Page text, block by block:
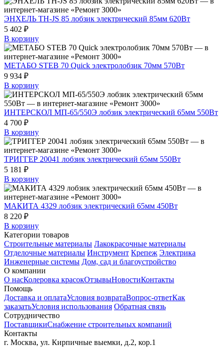
ЭНХЕЛЬ TH-JS 85 лобзик электрический 85мм 620Вт
5 402 ₽
В корзину
МЕТАБО STEB 70 Quick электролобзик 70мм 570Вт
9 934 ₽
В корзину
ИНТЕРСКОЛ МП-65/550Э лобзик электрический 65мм 550Вт
4 700 ₽
В корзину
ТРИГГЕР 20041 лобзик электрический 65мм 550Вт
5 181 ₽
В корзину
МАКИТА 4329 лобзик электрический 65мм 450Вт
8 220 ₽
В корзину
Категории товаров
Строительные материалы Лакокрасочные материалы
Отделочные материалы Инструмент Крепеж Электрика
Инженерные системы Дом, сад и благоустройство
О компании
О насКолеровка красокОтзывыНовостиКонтакты
Помощь
Доставка и оплатаУсловия возвратаВопрос-ответКак
заказатьУсловия использования Обратная связь
Сотрудничество
ПоставщикиСнабжение строительных компаний
Контакты
г. Москва, ул. Кирпичные выемки, д.2, кор.1